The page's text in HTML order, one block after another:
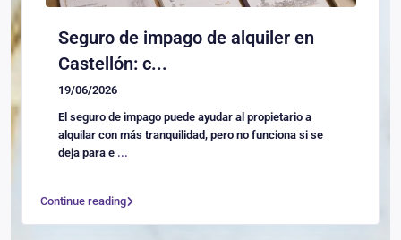
Seguro de impago de alquiler en
Castellón: c...
19/06/2026
El seguro de impago puede ayudar al propietario a
alquilar con más tranquilidad, pero no funciona si se
deja para e ...
Continue reading